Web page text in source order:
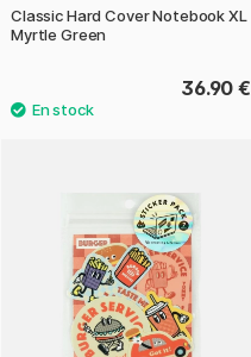
Classic Hard Cover Notebook XL
Myrtle Green
36.90 €